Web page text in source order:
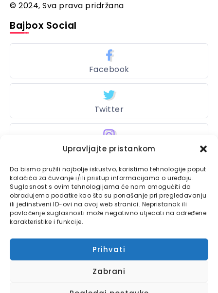
Upravljajte pristankom
Da bismo pružili najbolje iskustvo, koristimo tehnologije poput
kolačića za čuvanje i/ili pristup informacijama o uređaju.
Suglasnost s ovim tehnologijama će nam omogućiti da
obrađujemo podatke kao što su ponašanje pri pregledavanju
ili jedinstveni ID-ovi na ovoj web stranici. Nepristanak ili
povlačenje suglasnosti može negativno utjecati na određene
karakteristike i funkcije.
Prihvati
Zabrani
© 2024, Sva prava pridržana
Bajbox Social
Facebook
Twitter
Instagram
Bajtbox
Linkovi
Kontaktirajte nas
Impressum
Bajtbox koristi
usluge.